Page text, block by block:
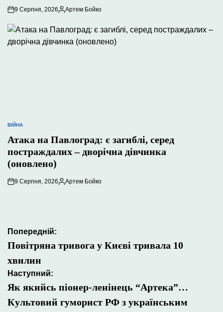
9 Серпня, 2026
Опубліковано
Артем Бойко
ОПУБЛІКУВАТИ
ВІЙНА
Атака на Павлоград: є загиблі, серед
постраждалих – дворічна дівчинка
(оновлено)
9 Серпня, 2026
Опубліковано
Артем Бойко
Навігація
записів
Попередній:
Повітряна тривога у Києві тривала 10
хвилин
Наступний:
Як якийсь піонер-ленінець “Артека”…
Культовий гуморист РФ з українським